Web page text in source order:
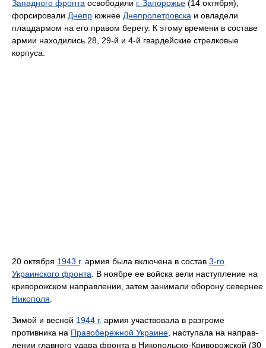
Западного фрон­та освободили г. Запорожье (14 октяб­ря),
форсировали Днепр южнее Днеп­ропетровска и овладели
плацдармом на его правом берегу. К этому времени в составе
армии находились 28, 29-й и 4-й гвардейские стрелковые
корпуса.
20 октября 1943 г. армия была вклю­чена в состав 3-го
Украинского фронта . В ноябре ее войска вели наступление на
криворожском направлении, затем зани­мали оборону севернее
Никополя
Зимой и весной 1944 г. армия участво­вала в разгроме
противника на Правобережной Украине , наступала на направ­
лении главного удара фронта в Никопольско-Криворожской (30